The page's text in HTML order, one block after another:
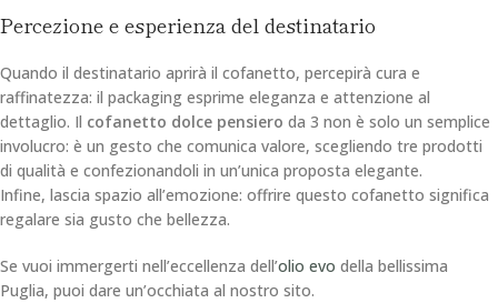
Percezione e esperienza del destinatario
Quando il destinatario aprirà il cofanetto, percepirà cura e
raffinatezza: il packaging esprime eleganza e attenzione al
dettaglio. Il cofanetto dolce pensiero da 3 non è solo un semplice
involucro: è un gesto che comunica valore, scegliendo tre prodotti
di qualità e confezionandoli in un’unica proposta elegante.
Infine, lascia spazio all’emozione: offrire questo cofanetto significa
regalare sia gusto che bellezza.
Se vuoi immergerti nell’eccellenza dell’olio evo della bellissima
Puglia, puoi dare un’occhiata al nostro sito.